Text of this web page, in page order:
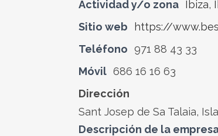
Actividad y/o zona Ibiza,
Sitio web
https://
Teléfono 971 88 43 33
Móvil 686 16 16 63
Dirección
Sant Josep de Sa Talaia,
Descripción de la